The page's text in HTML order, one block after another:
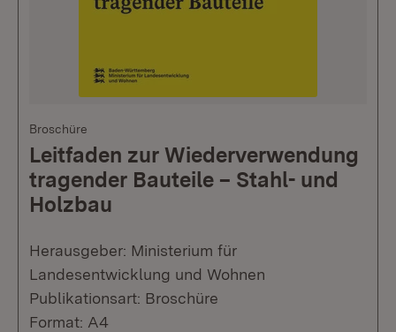
Broschüre
Leitfaden zur Wiederverwendung
tragender Bauteile – Stahl- und
Holzbau
Herausgeber: Ministerium für
Landesentwicklung und Wohnen
Publikationsart: Broschüre
Format: A4